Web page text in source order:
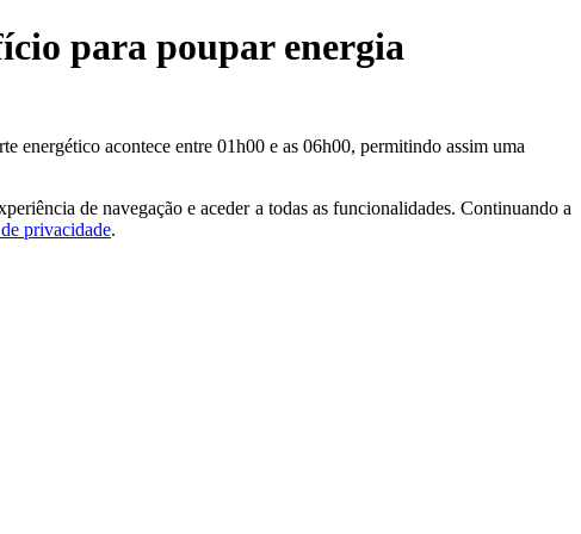
para poupar energia
energético acontece entre 01h00 e as 06h00, permitindo assim uma
de navegação e aceder a todas as funcionalidades. Continuando a
privacidade.